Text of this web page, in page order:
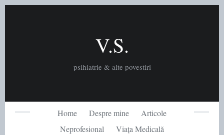
V.S.
psihiatrie & alte povestiri
Home Despre mine
Articole
Neprofesional
Viața Medicală